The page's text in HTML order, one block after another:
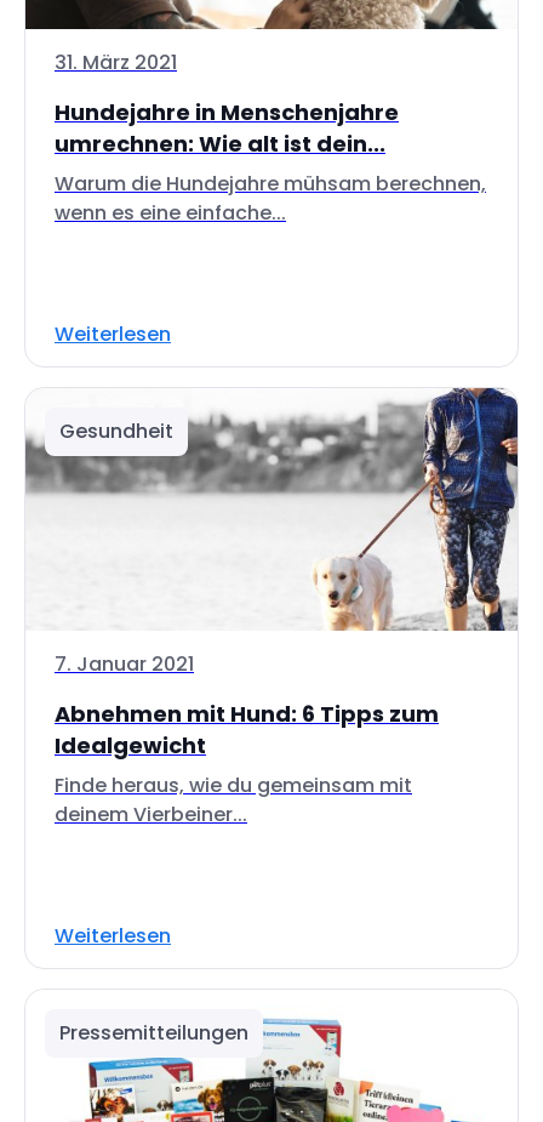
31. März 2021
Hundejahre in Menschenjahre
umrechnen: Wie alt ist dein...
Warum die Hundejahre mühsam berechnen,
wenn es eine einfache...
Weiterlesen
Gesundheit
7. Januar 2021
Abnehmen mit Hund: 6 Tipps zum
Idealgewicht
Finde heraus, wie du gemeinsam mit
deinem Vierbeiner...
Weiterlesen
Pressemitteilungen